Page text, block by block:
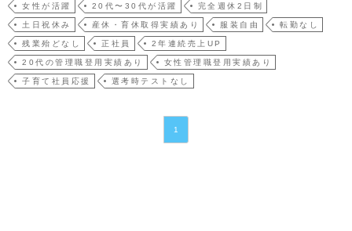
ペットサプリ等、…
女性が活躍 20代〜30代が活躍 完全週休2日制
土日祝休み 産休・育休取得実績あり 服装自由 転勤なし
残業殆どなし 正社員 2年連続売上UP
20代の管理職登用実績あり 女性管理職登用実績あり
子育て社員応援 選考時テストなし
1